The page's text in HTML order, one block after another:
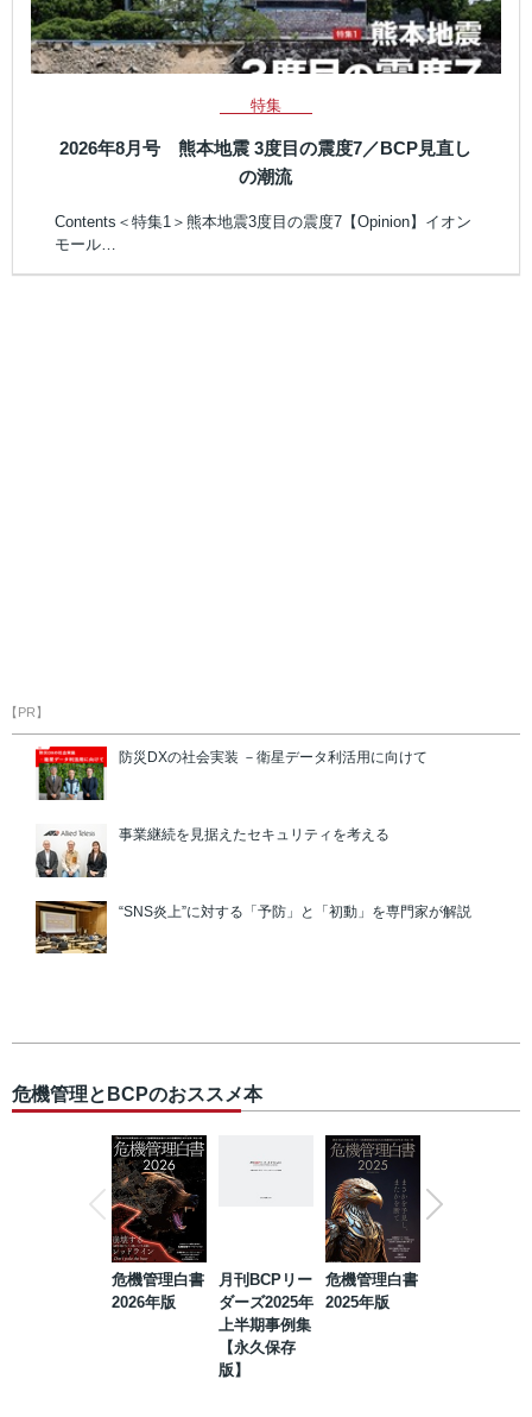
特集
2026年8月号 熊本地震 3度目の震度7／BCP見直し
の潮流
Contents＜特集1＞熊本地震3度目の震度7【Opinion】イオン
モール…
【PR】
防災DXの社会実装 －衛星データ利活用に向けて
事業継続を見据えたセキュリティを考える
“SNS炎上”に対する「予防」と「初動」を専門家が解説
危機管理とBCPのおススメ本
危機管理白書
2026年版
月刊BCPリー
ダーズ2025年
上半期事例集
【永久保存
版】
危機管理白書
2025年版